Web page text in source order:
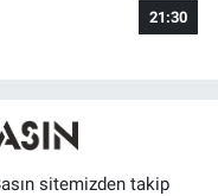
21:30
sitemizden takip